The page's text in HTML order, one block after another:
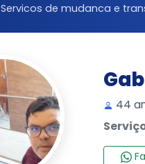
Servicos de mudanca e
44